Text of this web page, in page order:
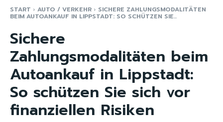
START AUTO / VERKEHR SICHERE ZAHLUNGSMODALITÄTEN
BEIM AUTOANKAUF IN LIPPSTADT: SO SCHÜTZEN SIE...
Sichere
Zahlungsmodalitäten beim
Autoankauf in Lippstadt:
So schützen Sie sich vor
finanziellen Risiken